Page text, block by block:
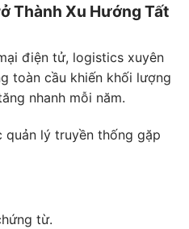
Thành Xu Hướng Tất
điện tử, logistics xuyên
toàn cầu khiến khối lượng
nhanh mỗi năm.
lý truyền thống gặp
từ.